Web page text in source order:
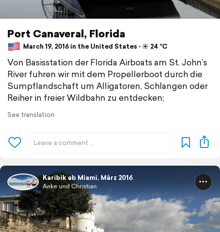
Port Canaveral, Florida
March 19, 2016 in the United States ⋅ ☀️ 24 °C
Von Basisstation der Florida Airboats am St. John’s
River fuhren wir mit dem Propellerboot durch die
Sumpflandschaft um Alligatoren, Schlangen oder
Reiher in freier Wildbahn zu entdecken;
See translation
Karibik ab Miami, März 2016
Anke und Christian